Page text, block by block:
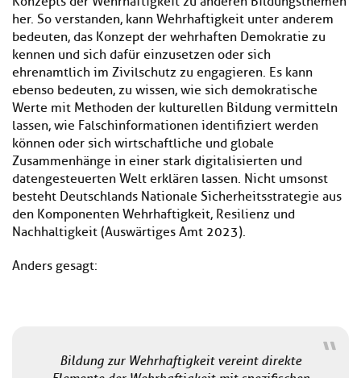
her. So verstanden, kann Wehrhaftigkeit unter anderem
bedeuten, das Konzept der wehrhaften Demokratie zu
kennen und sich dafür einzusetzen oder sich
ehrenamtlich im Zivilschutz zu engagieren. Es kann
ebenso bedeuten, zu wissen, wie sich demokratische
Werte mit Methoden der kulturellen Bildung vermitteln
lassen, wie Falschinformationen identifiziert werden
können oder sich wirtschaftliche und globale
Zusammenhänge in einer stark digitalisierten und
datengesteuerten Welt erklären lassen. Nicht umsonst
besteht Deutschlands Nationale Sicherheitsstrategie aus
den Komponenten Wehrhaftigkeit, Resilienz und
Nachhaltigkeit (Auswärtiges Amt 2023).
Anders gesagt:
Bildung zur Wehrhaftigkeit vereint direkte